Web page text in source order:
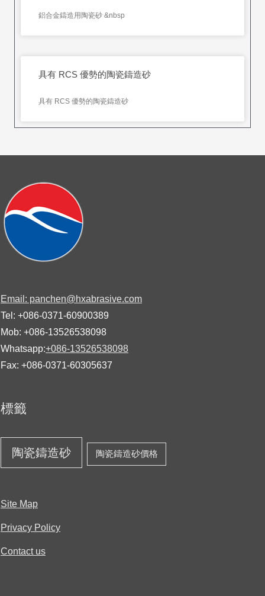
鋁合金鑄造用陶瓷砂 &nbsp
具有 RCS 優勢的陶瓷鑄造砂
具有 RCS 優勢的陶瓷鑄造砂
Email: panchen@hxabrasive.com
Tel: +086-0371-60900389
Mob: +086-13526538098
Whatsapp:+086-13526538098
Fax: +086-0371-60305637
標籤
陶瓷鑄造砂 陶瓷鑄造砂價格
Site Map
Privacy Policy
Contact us